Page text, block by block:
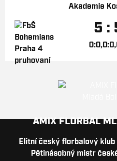
Akademie
5 :
AMIX FLORBAL
Elitní český florbalový
Pětinásobný mistr